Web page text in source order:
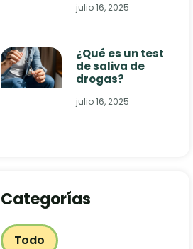
julio 16, 2025
¿Qué es un test
de saliva de
drogas?
julio 16, 2025
Categorías
Todo